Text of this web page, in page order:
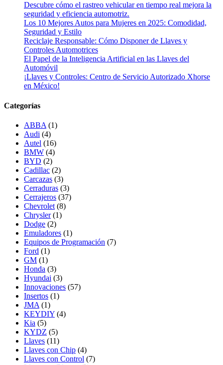
Descubre cómo el rastreo vehicular en tiempo real mejora la
seguridad y eficiencia automotriz.
Los 10 Mejores Autos para Mujeres en 2025: Comodidad,
Seguridad y Estilo
Reciclaje Responsable: Cómo Disponer de Llaves y
Controles Automotrices
El Papel de la Inteligencia Artificial en las Llaves del
Automóvil
¡Llaves y Controles: Centro de Servicio Autorizado Xhorse
en México!
Categorías
ABBA (1)
Audi (4)
Autel (16)
BMW (4)
BYD (2)
Cadillac (2)
Carcazas (3)
Cerraduras (3)
Cerrajeros (37)
Chevrolet (8)
Chrysler (1)
Dodge (2)
Emuladores (1)
Equipos de Programación (7)
Ford (1)
GM (1)
Honda (3)
Hyundai (3)
Innovaciones (57)
Insertos (1)
JMA (1)
KEYDIY (4)
Kia (5)
KYDZ (5)
Llaves (11)
Llaves con Chip (4)
Llaves con Control (7)